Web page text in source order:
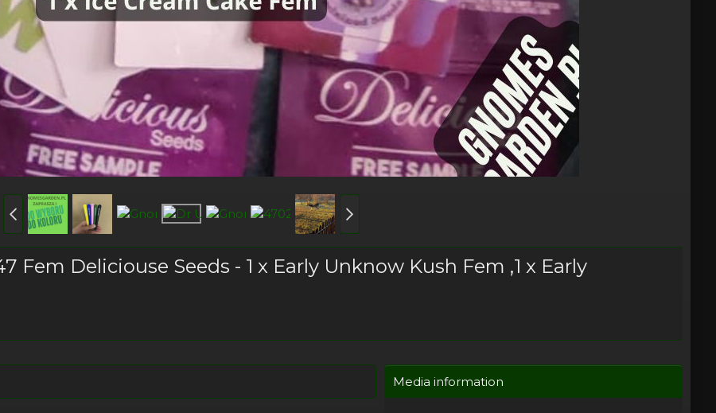
Fem Deliciouse Seeds - 1 x Early Unknow Kush Fem ,1 x Early
Media information